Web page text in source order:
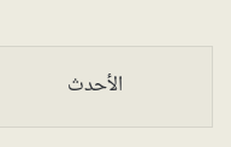
الأحدث